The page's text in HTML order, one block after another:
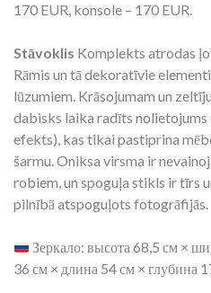
170 EUR, konsole – 170 EUR.
Stāvoklis Komplekts atrodas
Rāmis un tā dekoratīvie
lūzumiem. Krāsojumam un
dabisks laika radīts nolietojums
efekts), kas tikai pastiprina
šarmu. Oniksa virsma ir
robiem, un spoguļa stikls ir tīrs
pilnībā atspoguļots fotogrāfijās.
Зеркало: высота 68,5 см ×
36 см × длина 54 см × глубина